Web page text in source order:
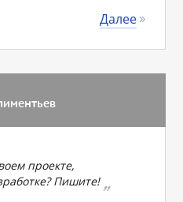
Далее
проекте,
Пишите!